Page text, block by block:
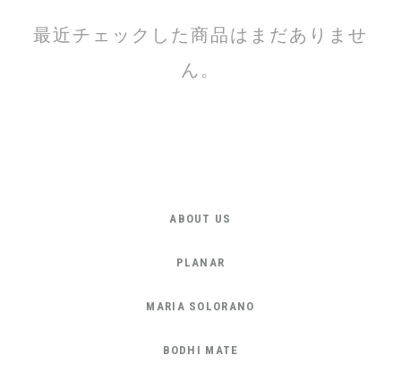
最近チェックした商品はまだありませ
ん。
ABOUT US
PLANAR
MARIA SOLORANO
BODHI MATE